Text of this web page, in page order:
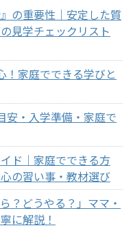
の重要性｜安定した質
見学チェックリスト
！家庭でできる学びと
安・入学準備・家庭で
ド｜家庭でできる方
の習い事・教材選び
？どうやる？」ママ・
に解説！